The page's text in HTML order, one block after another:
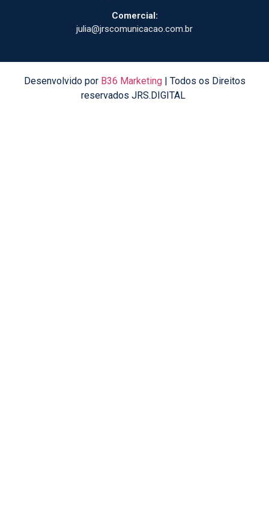
Comercial:
julia@jrscomunicacao.com.br
Desenvolvido por B36 Marketing| Todos os Direitos
reservados JRS.DIGITAL